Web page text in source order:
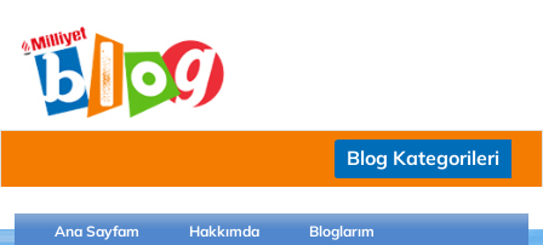
Blog Kategorileri
Ana Sayfam Hakkımda Bloglarım